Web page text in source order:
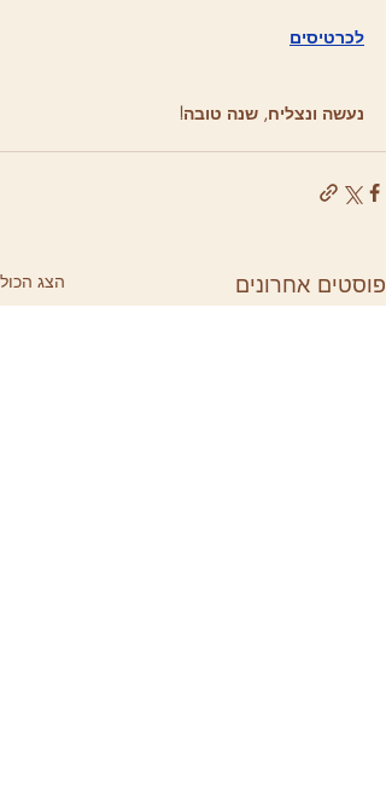
לכרטיסים
נעשה ונצליח, שנה טובה!
פוסטים אחרונים הצג הכול